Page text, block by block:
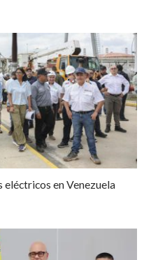
en Venezuela